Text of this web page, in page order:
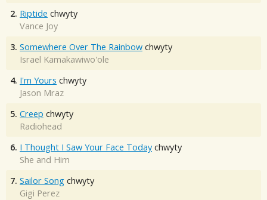
2. Riptide chwyty
Vance Joy
3. Somewhere Over The Rainbow chwyty
Israel Kamakawiwo'ole
4. I'm Yours chwyty
Jason Mraz
5. Creep chwyty
Radiohead
6. I Thought I Saw Your Face Today chwyty
She and Him
7. Sailor Song chwyty
Gigi Perez